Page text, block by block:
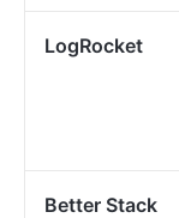
LogRocket
Better Stack